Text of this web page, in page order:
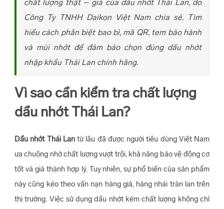
chất lượng thật – giả của dầu nhớt Thái Lan, do
Công Ty TNHH Daikon Việt Nam chia sẻ. Tìm
hiểu cách phân biệt bao bì, mã QR, tem bảo hành
và mùi nhớt để đảm bảo chọn đúng dầu nhớt
nhập khẩu Thái Lan chính hãng.
Vì sao cần kiểm tra chất lượng
dầu nhớt Thái Lan?
Dầu nhớt Thái Lantừ lâu đã được người tiêu dùng Việt Nam
ưa chuộng nhờ chất lượng vượt trội, khả năng bảo vệ động cơ
tốt và giá thành hợp lý. Tuy nhiên, sự phổ biến của sản phẩm
này cũng kéo theo vấn nạn hàng giả, hàng nhái tràn lan trên
thị trường. Việc sử dụng dầu nhớt kém chất lượng không chỉ